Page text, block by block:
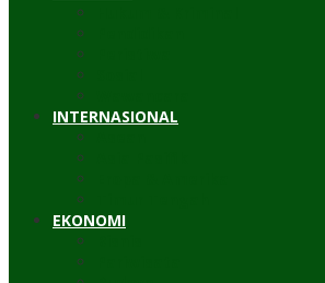
INTERNASIONAL
EKONOMI